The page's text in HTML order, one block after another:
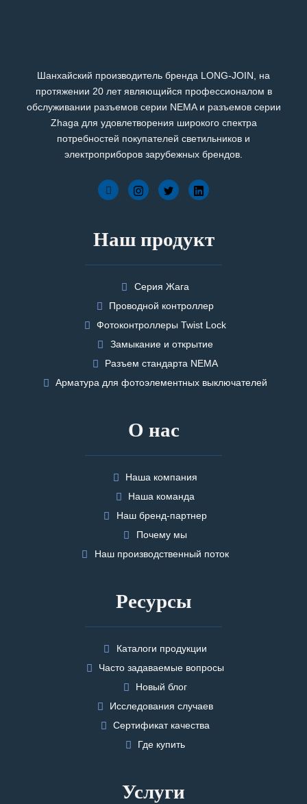
Шанхайский производитель бренда LONG-JOIN, на
протяжении 20 лет являющийся профессионалом в
обслуживании разъемов серии NEMA и разъемов серии
Zhaga для удовлетворения широкого спектра
потребностей покупателей светильников и
электроприборов зарубежных брендов.
Наш продукт
Серия Жага
Проводной контроллер
Фотоконтроллеры Twist Lock
Замыкание и открытие
Разъем стандарта NEMA
Арматура для фотоэлементных выключателей
О нас
Наша компания
Наша команда
Наш бренд-партнер
Почему мы
Наш производственный поток
Ресурсы
Каталоги продукции
Часто задаваемые вопросы
Новый блог
Исследования случаев
Сертификат качества
Где купить
Услуги